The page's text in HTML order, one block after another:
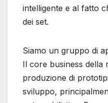
intelligente e al fatto
dei set.
Siamo un gruppo di
Il core business della
produzione di
sviluppo,